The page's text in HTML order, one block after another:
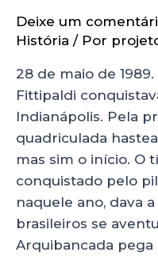
Deixe um
História / Por
28 de maio de
Fittipaldi
Indianápolis. Pela
quadriculada
mas sim o início. O
conquistado pelo
naquele ano, dava
brasileiros se
Arquibancada pega